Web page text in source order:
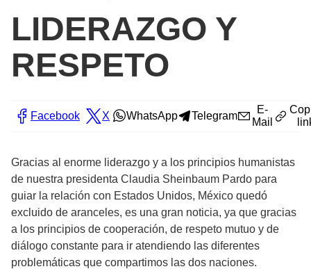
LIDERAZGO Y
RESPETO
Facebook X WhatsApp Telegram
E-
Mail
Gracias al enorme liderazgo y a los principios humanistas
de nuestra presidenta Claudia Sheinbaum Pardo para
guiar la relación con Estados Unidos, México quedó
excluido de aranceles, es una gran noticia, ya que gracias
a los principios de cooperación, de respeto mutuo y de
diálogo constante para ir atendiendo las diferentes
problemáticas que compartimos las dos naciones.